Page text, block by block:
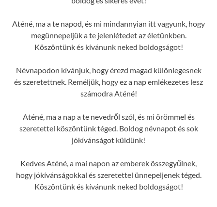
Aténé, ma a te napod, és mi mindannyian itt vagyunk, hogy
megünnepeljük a te jelenlétedet az életünkben.
Köszöntünk és kívánunk neked boldogságot!
Névnapodon kívánjuk, hogy érezd magad különlegesnek
és szeretettnek. Reméljük, hogy ez a nap emlékezetes lesz
számodra Aténé!
Aténé, ma a nap a te nevedről szól, és mi örömmel és
szeretettel köszöntünk téged. Boldog névnapot és sok
jókívánságot küldünk!
Kedves Aténé, a mai napon az emberek összegyűlnek,
hogy jókívánságokkal és szeretettel ünnepeljenek téged.
Köszöntünk és kívánunk neked boldogságot!